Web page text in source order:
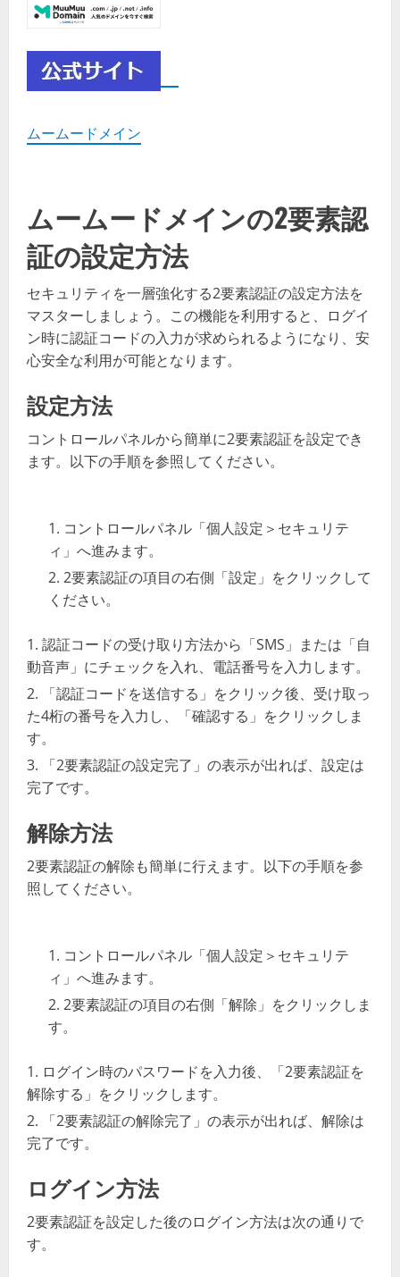
ムームードメイン
ムームードメインの2要素認
証の設定方法
セキュリティを一層強化する2要素認証の設定方法を
マスターしましょう。この機能を利用すると、ログイ
ン時に認証コードの入力が求められるようになり、安
心安全な利用が可能となります。
設定方法
コントロールパネルから簡単に2要素認証を設定でき
ます。以下の手順を参照してください。
コントロールパネル「個人設定＞セキュリテ
ィ」へ進みます。
2要素認証の項目の右側「設定」をクリックして
ください。
認証コードの受け取り方法から「SMS」または「自
動音声」にチェックを入れ、電話番号を入力します。
「認証コードを送信する」をクリック後、受け取っ
た4桁の番号を入力し、「確認する」をクリックしま
す。
「2要素認証の設定完了」の表示が出れば、設定は
完了です。
解除方法
2要素認証の解除も簡単に行えます。以下の手順を参
照してください。
コントロールパネル「個人設定＞セキュリテ
ィ」へ進みます。
2要素認証の項目の右側「解除」をクリックしま
す。
ログイン時のパスワードを入力後、「2要素認証を
解除する」をクリックします。
「2要素認証の解除完了」の表示が出れば、解除は
完了です。
ログイン方法
2要素認証を設定した後のログイン方法は次の通りで
す。